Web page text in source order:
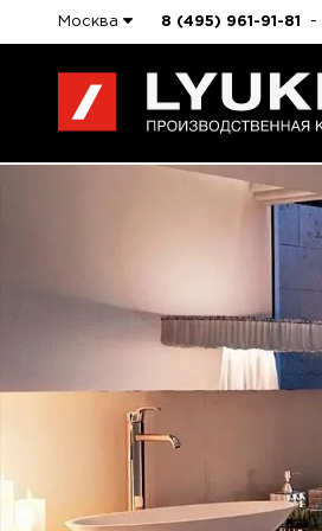
Москва 8 (495) 961-91-81 -